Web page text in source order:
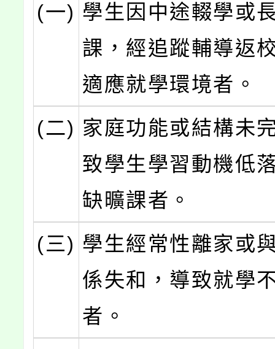
(一) 學生因中途輟學或
課，經追蹤輔導返
適應就學環境者。
(二) 家庭功能或結構未
致學生學習動機低
缺曠課者。
(三) 學生經常性離家或
係失和，導致就學
者。